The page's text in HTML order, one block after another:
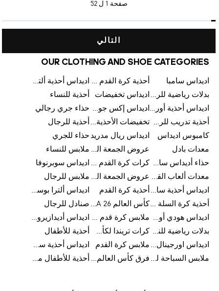
صفحة 1 ل 52
التالي
OUR CLOTHING AND SHOE CATEGORIES
اديداس سامبا أحذية كرة القدم للرجال
اديداس أحذية ألترا بوست للرجال
بدلات رياضية للرجال اديداس تخفيضات
أحذية للنساء
اديداس أحذية أورجينالز
اديداس إكس جود بيلينغهام حذاء جري رجالي
أحذية تدريب للرجال
تخفيضات الأحذية للرجال أحذية للرجال
كامبوس اديداس
اديداس ريال مدريد حذاء للجري
معدات بادل
عروض الجمعة البيضاء للرجال ملابس للنساء
حذاء أديداس سامبا للأطفال
كرات كرة القدم للرجال اديداس سوبرنوفا
معدات ألعاب القوى
عروض الجمعة البيضاء للسيدات ملابس للرجال
اديداس أحذية سامبا للنساء أحذية كرة القدم
اديداس ألترا بوست
أحذية كرة السلة للرجال
كأس العالم FIFA 26™ صنادل للرجال
اديداس هودي أورجينال للنساء
ملابس كرة قدم للاطفال
اديداس أديدازيرو معدات الجري
بدلات رياضية للنساء
كرات تريندا لكأس العالم FIFA 26™
أحذية للأطفال
اديداس اورجينال ملابس ملابس كرة القدم
اديداس أحذية سوبرنوفا للرجال
ملابس السباحة للرجال
فرق كأس العالم FIFA 26™ أحذية للأطفال من 8 إلى 16 سنة